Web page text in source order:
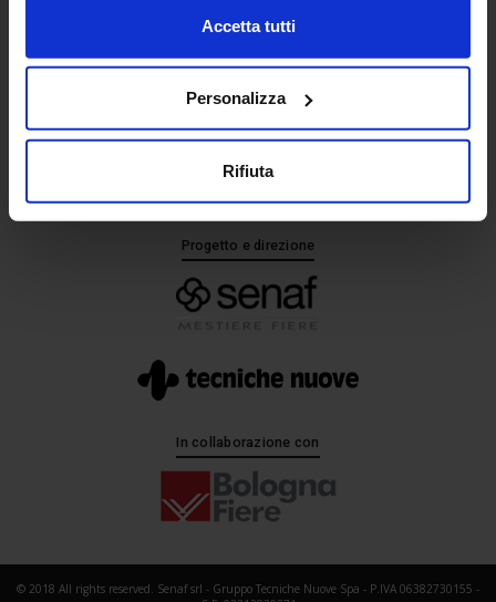
Accetta tutti
Personalizza
Rifiuta
Senaf srl
+ 39 051.325511
+ 39 02.332039460
Progetto e direzione
In collaborazione con
© 2018 All rights reserved. Senaf srl - Gruppo Tecniche Nuove Spa - P.IVA 06382730155 -